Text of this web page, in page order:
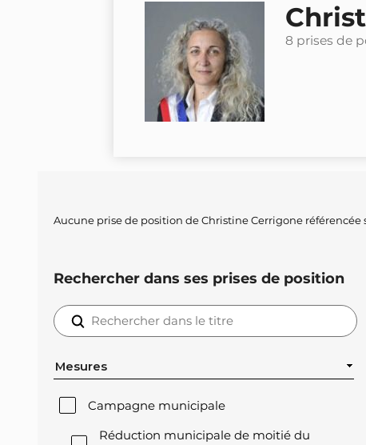
8 prises de
Aucune prise de position de Christine Cerrigone
Rechercher dans ses prises de position
Mesures
Campagne municipale
Réduction municipale de moitié du